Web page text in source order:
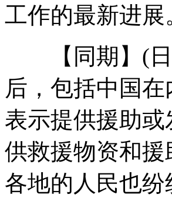
毛脚女婿吐心声 <岳母歌>走红网络
不刷卡没车票 假公交车拉客五年多
山西运城恶犬咬伤多人 警民合力深
工作的最新进展
【同期】(日
后，包括中国
表示提供援助
供救援物资和
各地的人民也